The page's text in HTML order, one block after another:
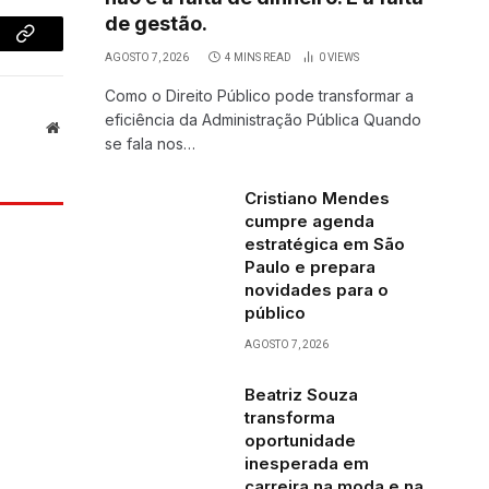
Copy
Website
de gestão.
AGOSTO 7, 2026 4 MINS READ 0VIEWS
Como o Direito Público pode transformar a
eficiência da Administração Pública Quando
se fala nos…
Cristiano Mendes
cumpre agenda
estratégica em São
Paulo e prepara
novidades para o
público
AGOSTO 7, 2026
Beatriz Souza
transforma
oportunidade
inesperada em